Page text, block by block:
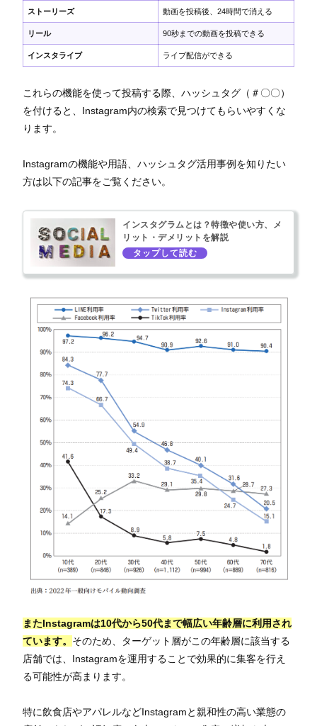
ストーリーズ 動画を投稿後、24時間で消える
リール 90秒までの動画を投稿できる
インスタライブ ライブ配信ができる
これらの機能を使って投稿する際、ハッシュタグ（＃〇〇）
を付けると、Instagram内の検索で見つけてもらいやすくな
ります。
Instagramの機能や用語、ハッシュタグ活用事例を知りたい
方は以下の記事をご覧ください。
インスタグラムとは？特徴や使い方、メ
リット・デメリットを解説
またInstagramは10代から50代まで幅広い年齢層に利用され
ています。 そのため、ターゲット層がこの年齢層に該当する
店舗では、Instagramを運用することで効果的に集客を行え
る可能性が高まります。
特に飲食店やアパレルなどInstagramと親和性の高い業態の